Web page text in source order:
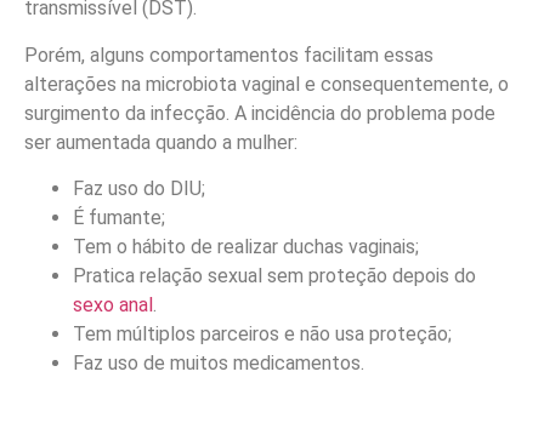
transmissível (DST).
Porém, alguns comportamentos facilitam essas
alterações na microbiota vaginal e consequentemente, o
surgimento da infecção. A incidência do problema pode
ser aumentada quando a mulher:
Faz uso do DIU;
É fumante;
Tem o hábito de realizar duchas vaginais;
Pratica relação sexual sem proteção depois do
sexo anal.
Tem múltiplos parceiros e não usa proteção;
Faz uso de muitos medicamentos.